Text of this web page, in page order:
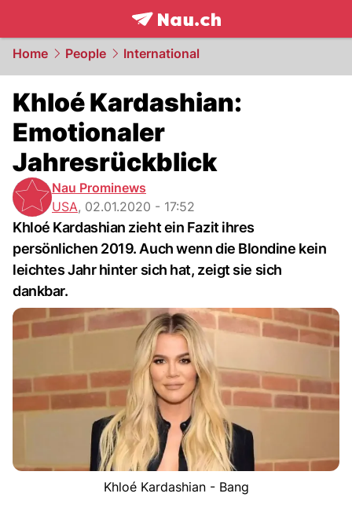
frontpage.NAU.ch
Home People International
Khloé Kardashian:
Emotionaler
Jahresrückblick
Nau Prominews
USA, 02.01.2020 - 17:52
Khloé Kardashian zieht ein Fazit ihres
persönlichen 2019. Auch wenn die Blondine kein
leichtes Jahr hinter sich hat, zeigt sie sich
dankbar.
Khloé Kardashian - Bang